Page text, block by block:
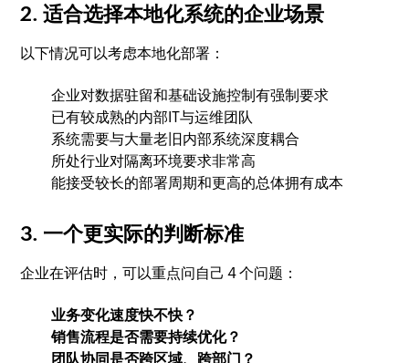
2. 适合选择本地化系统的企业场景
以下情况可以考虑本地化部署：
企业对数据驻留和基础设施控制有强制要求
已有较成熟的内部IT与运维团队
系统需要与大量老旧内部系统深度耦合
所处行业对隔离环境要求非常高
能接受较长的部署周期和更高的总体拥有成本
3. 一个更实际的判断标准
企业在评估时，可以重点问自己 4 个问题：
业务变化速度快不快？
销售流程是否需要持续优化？
团队协同是否跨区域、跨部门？